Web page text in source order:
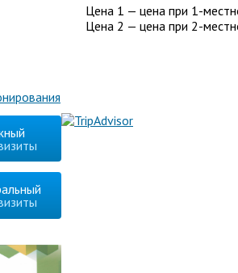
Цена 1 — цена при 1-
Цена 2 — цена при 2-